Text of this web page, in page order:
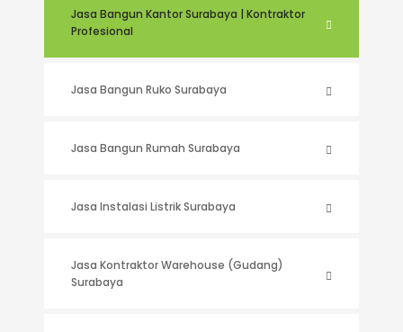
Jasa Bangun Kantor Surabaya | Kontraktor
Profesional
Jasa Bangun Ruko Surabaya
Jasa Bangun Rumah Surabaya
Jasa Instalasi Listrik Surabaya
Jasa Kontraktor Warehouse (Gudang)
Surabaya